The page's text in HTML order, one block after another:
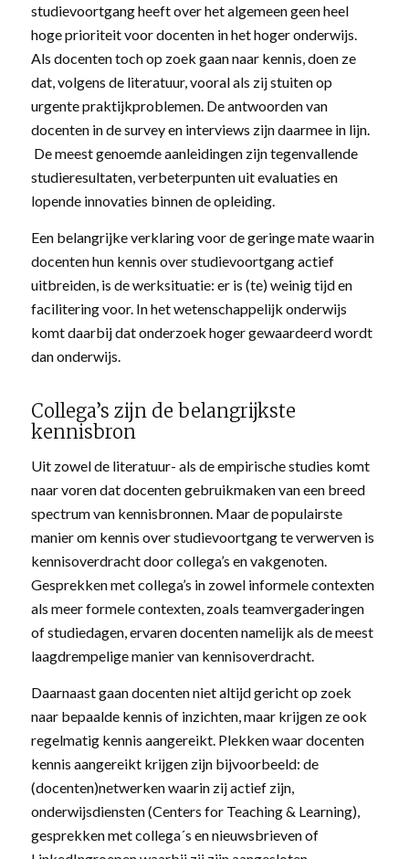
studievoortgang heeft over het algemeen geen heel
hoge prioriteit voor docenten in het hoger onderwijs.
Als docenten toch op zoek gaan naar kennis, doen ze
dat, volgens de literatuur, vooral als zij stuiten op
urgente praktijkproblemen. De antwoorden van
docenten in de survey en interviews zijn daarmee in lijn.
De meest genoemde aanleidingen zijn tegenvallende
studieresultaten, verbeterpunten uit evaluaties en
lopende innovaties binnen de opleiding.
Een belangrijke verklaring voor de geringe mate waarin
docenten hun kennis over studievoortgang actief
uitbreiden, is de werksituatie: er is (te) weinig tijd en
facilitering voor. In het wetenschappelijk onderwijs
komt daarbij dat onderzoek hoger gewaardeerd wordt
dan onderwijs.
Collega’s zijn de belangrijkste
kennisbron
Uit zowel de literatuur- als de empirische studies komt
naar voren dat docenten gebruikmaken van een breed
spectrum van kennisbronnen. Maar de populairste
manier om kennis over studievoortgang te verwerven is
kennisoverdracht door collega’s en vakgenoten.
Gesprekken met collega’s in zowel informele contexten
als meer formele contexten, zoals teamvergaderingen
of studiedagen, ervaren docenten namelijk als de meest
laagdrempelige manier van kennisoverdracht.
Daarnaast gaan docenten niet altijd gericht op zoek
naar bepaalde kennis of inzichten, maar krijgen ze ook
regelmatig kennis aangereikt. Plekken waar docenten
kennis aangereikt krijgen zijn bijvoorbeeld: de
(docenten)netwerken waarin zij actief zijn,
onderwijsdiensten (Centers for Teaching & Learning),
gesprekken met collega´s en nieuwsbrieven of